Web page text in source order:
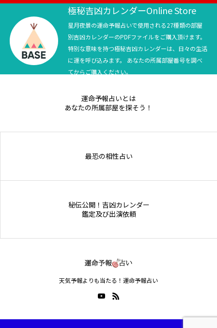
テニス四大大会・五輪
テニス四大大会・五輪
極秘吉凶カレンダーOnline Store
星月夜景の運命予報占いで使用される27種類の部屋
別吉凶カレンダーのPDFファイルをご購入頂けます。
特別な意味を持つ極秘吉凶カレンダーは、日々の生活
に運を呼び込みます。 あなたの所属部屋番号を調べ
てからご購入ください。
運命予報占いとは
あなたの所属部屋を探そう！
最恐の相性占い
秘伝公開！吉凶カレンダー
鑑定及び出演依頼
天気予報よりも当たる！運命予報占い